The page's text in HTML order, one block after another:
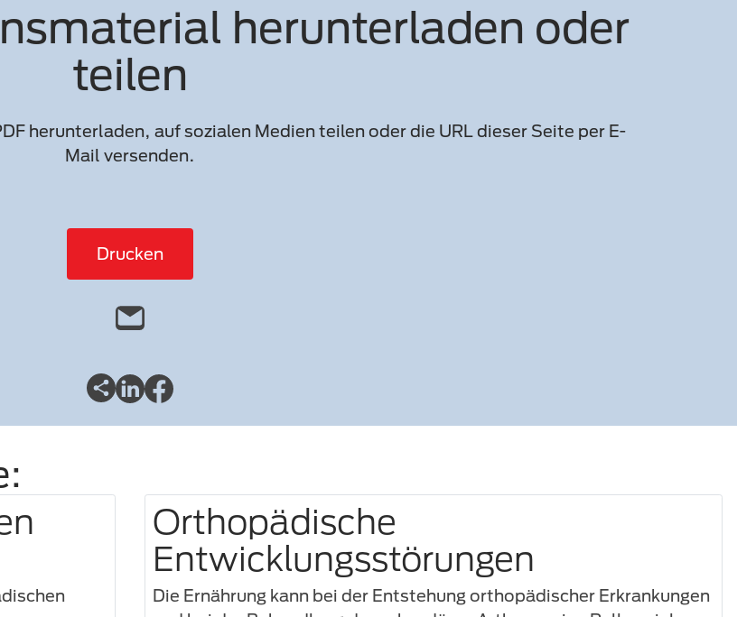
herunterladen oder
teilen
herunterladen, auf sozialen Medien teilen oder die URL dieser Seite per E-
Mail versenden.
Drucken
Orthopädische
Entwicklungsstörungen
Die Ernährung kann bei der Entstehung orthopädischer Erkrankungen